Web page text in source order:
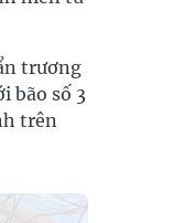
trương
bão số 3
trên